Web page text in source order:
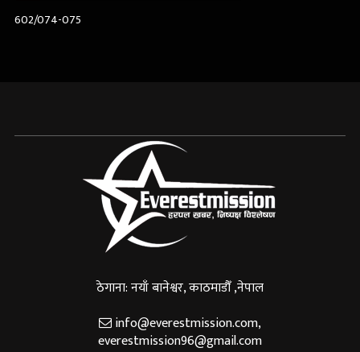
602/074-075
ठेगाना: नयाँ बानेश्वर, काठमाडौँ ,नेपाल
info@everestmission.com,
everestmission96@gmail.com